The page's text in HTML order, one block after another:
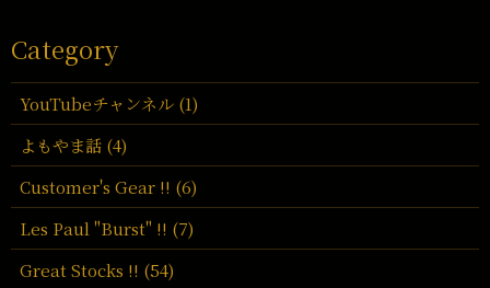
Category
YouTubeチャンネル (1)
よもやま話 (4)
Customer's Gear !! (6)
Les Paul "Burst" !! (7)
Great Stocks !! (54)